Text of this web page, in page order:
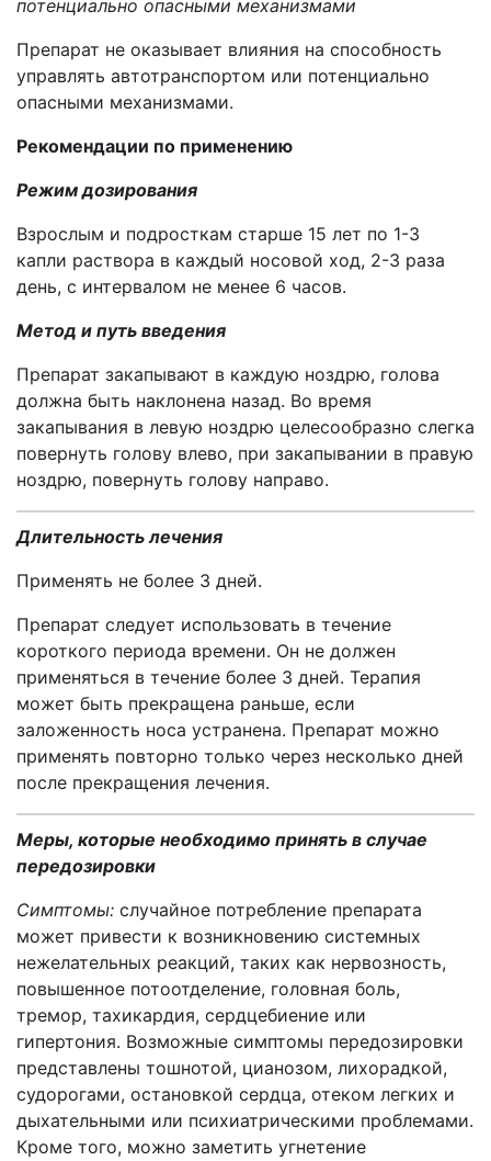
потенциально опасными механизмами
Препарат не оказывает влияния на способность
управлять автотранспортом или потенциально
опасными механизмами.
Рекомендации по применению
Режим дозирования
Взрослым и подросткам старше 15 лет по 1-3
капли раствора в каждый носовой ход, 2-3 раза
день, с интервалом не менее 6 часов.
Метод и путь введения
Препарат закапывают в каждую ноздрю, голова
должна быть наклонена назад. Во время
закапывания в левую ноздрю целесообразно слегка
повернуть голову влево, при закапывании в правую
ноздрю, повернуть голову направо.
Длительность лечения
Применять не более 3 дней.
Препарат следует использовать в течение
короткого периода времени. Он не должен
применяться в течение более 3 дней. Терапия
может быть прекращена раньше, если
заложенность носа устранена. Препарат можно
применять повторно только через несколько дней
после прекращения лечения.
Меры, которые необходимо принять в случае
передозировки
Симптомы: случайное потребление препарата
может привести к возникновению системных
нежелательных реакций, таких как нервозность,
повышенное потоотделение, головная боль,
тремор, тахикардия, сердцебиение или
гипертония. Возможные симптомы передозировки
представлены тошнотой, цианозом, лихорадкой,
судорогами, остановкой сердца, отеком легких и
дыхательными или психиатрическими проблемами.
Кроме того, можно заметить угнетение